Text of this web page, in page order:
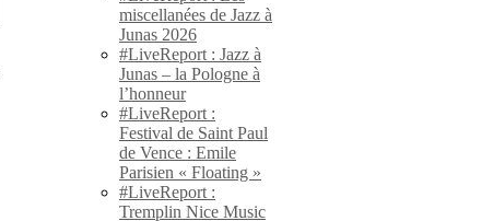
miscellanées de Jazz à
Junas 2026
#LiveReport : Jazz à
Junas – la Pologne à
l’honneur
#LiveReport :
Festival de Saint Paul
de Vence : Emile
Parisien « Floating »
#LiveReport :
Tremplin Nice Music